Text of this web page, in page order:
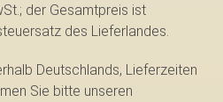
der Gesamtpreis ist
des Lieferlandes.
Deutschlands, Lieferzeiten
Sie bitte unseren